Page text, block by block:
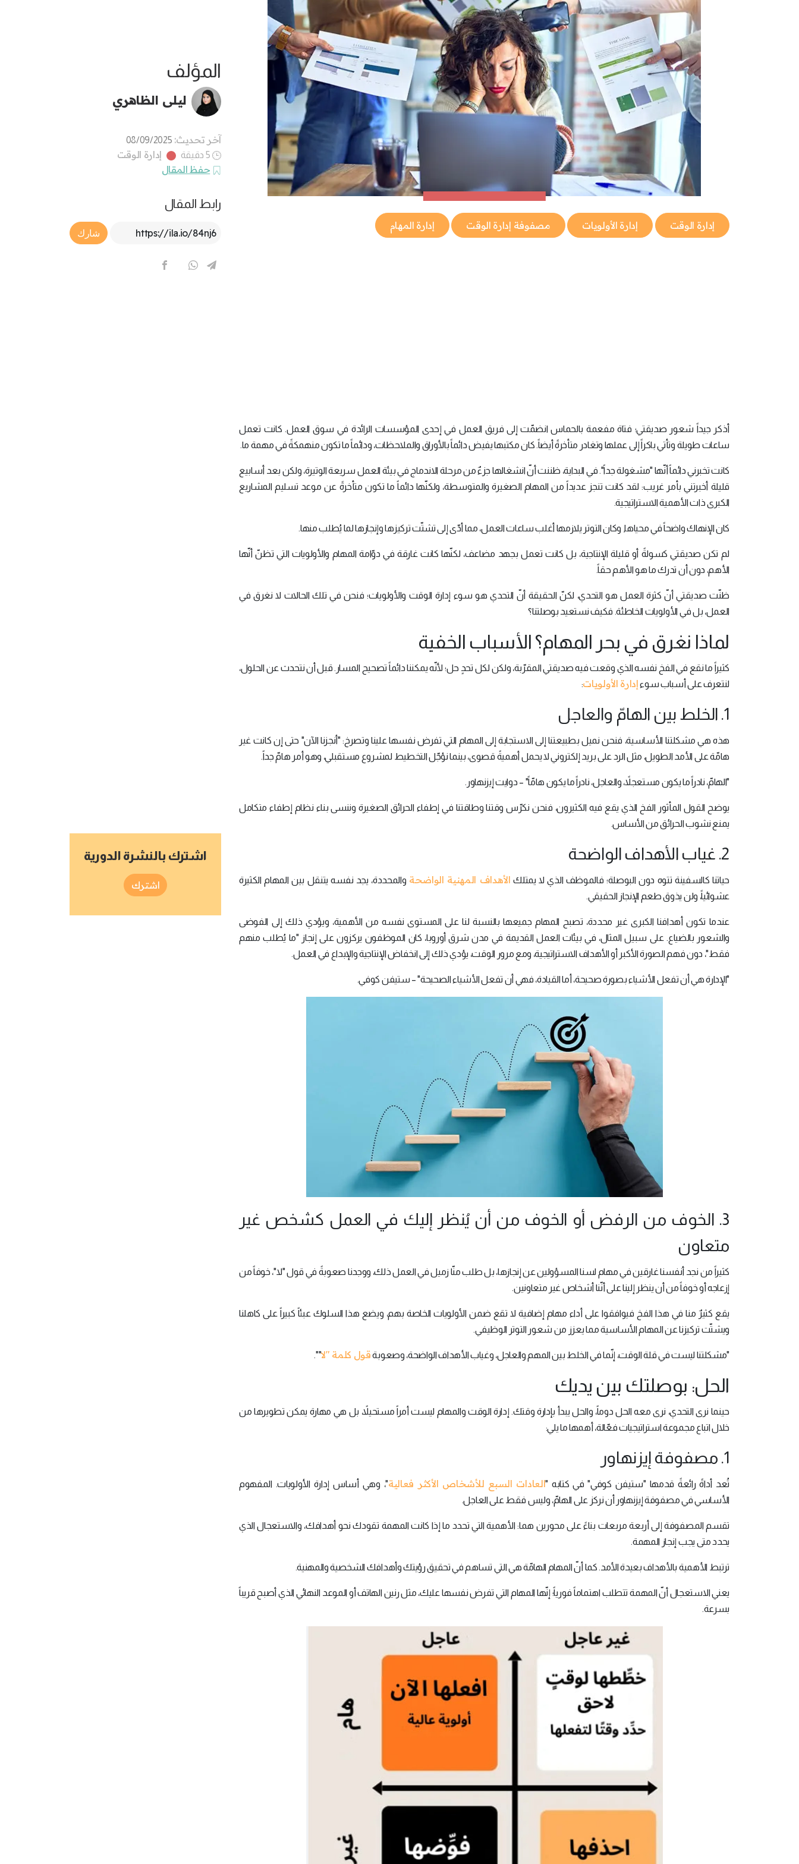
إدارة الوقت إدارة الأولويات مصفوفة إدارة الوقت إدارة المهام
أذكر جيداً شعور صديقتي؛ فتاة مفعمة بالحماس انضمّت إلى فريق العمل في إحدى المؤسسات الرائدة في سوق العمل. كانت تعمل
ساعات طويلة وتأتي باكراً إلى عملها وتغادر متأخرةً أيضاً. كان مكتبها يفيض دائماً بالأوراق والملاحظات، ودائماً ما تكون منهمكةً في مهمة ما.
المؤلف
ليلى الظاهري
آخر تحديث: 08/09/2025
5 دقيقة
إدارة الوقت
حفظ المقال
رابط المقال
Article Link
شارك
كانت تخبرني دائماً أنّها "مشغولة جداً". في البداية، ظننت أنّ انشغالها جزءٌ من مرحلة الاندماج في بيئة العمل سريعة الوتيرة، ولكن بعد أسابيع
قليلة أخبرتني بأمر غريب: لقد كانت تنجز عديداً من المهام الصغيرة والمتوسطة، ولكنّها دائماً ما تكون متأخرةً عن موعد تسليم المشاريع
الكبرى ذات الأهمية الاستراتيجية.
كان الإنهاك واضحاً في محياها٫ وكان التوتر يلازمها أغلب ساعات العمل، مما أدّى إلى تشتّت تركيزها وإنجازها لما يُطلب منها.
لم تكن صديقتي كسولةً أو قليلة الإنتاجية، بل كانت تعمل بجهد مضاعف، لكنّها كانت غارقة في دوّامة المهام والأولويات التي تظنّ أنّها
الأهم، دون أن تدرك ما هو الأهم حقاً.
ظنّت صديقتي أنّ كثرة العمل هو التحدي، لكنّ الحقيقة أنّ التحدي هو سوء إدارة الوقت والأولويات؛ فنحن في تلك الحالات لا نغرق في
العمل، بل في الأولويات الخاطئة. فكيف نستعيد بوصلتنا؟
لماذا نغرق في بحر المهام؟ الأسباب الخفية
كثيراً ما نقع في الفخ نفسه الذي وقعت فيه صديقتي المقرّبة، ولكن لكل تحدٍ حل؛ لأنّه يمكننا دائماً تصحيح المسار. قبل أن نتحدث عن الحلول،
لنتعرف على أسباب سوءإدارة الأولويات:
1. الخلط بين الهامّ والعاجل
هذه هي مشكلتنا الأساسية، فنحن نميل بطبيعتنا إلى الاستجابة إلى المهام التي تفرض نفسها علينا وتصرخ: "أنجزنا الآن" حتى إن كانت غير
هامّة على الأمد الطويل، مثل الرد على بريد إلكتروني لا يحمل أهميةً قصوى، بينما نؤجّل التخطيط لمشروع مستقبلي، وهو أمر هامّ جداً.
"الهامّ، نادراً ما يكون مستعجلاً، والعاجل، نادراً ما يكون هامّاً" – دوايت إيزنهاور.
يوضح القول المأثور الفخ الذي يقع فيه الكثيرون، فنحن نكرّس وقتنا وطاقتنا في إطفاء الحرائق الصغيرة وننسى بناء نظام إطفاء متكامل
يمنع نشوب الحرائق من الأساس.
2. غياب الأهداف الواضحة
حياتنا كالسفينة تتوه دون البوصلة؛ فالموظف الذي لا يمتلك الأهداف المهنية الواضحة والمحددة، يجد نفسه يتنقل بين المهام الكثيرة
عشوائياً، ولن يذوق طعم الإنجاز الحقيقي.
عندما تكون أهدافنا الكبرى غير محددة، تصبح المهام جميعها بالنسبة لنا على المستوى نفسه من الأهمية، ويؤدي ذلك إلى الفوضى
والشعور بالضياع. على سبيل المثال، في بيئات العمل القديمة في مدن شرق أوروبا، كان الموظفون يركزون على إنجاز "ما يُطلب منهم
فقط"، دون فهم الصورة الأكبر أو الأهداف الاستراتيجية، ومع مرور الوقت، يؤدي ذلك إلى انخفاض الإنتاجية والإبداع في العمل.
"الإدارة هي أن تفعل الأشياء بصورة صحيحة، أما القيادة، فهي أن تفعل الأشياء الصحيحة" – ستيفن كوفي.
3. الخوف من الرفض أو الخوف من أن يُنظر إليك في العمل كشخص غير
متعاون
كثيراً من نجد أنفسنا غارقين في مهام لسنا المسؤولين عن إنجازها، بل طلب منّا زميل في العمل ذلك، ووجدنا صعوبةً في قول "لا"، خوفاً من
إزعاجه أو خوفاً من أن ينظر إلينا على أنّنا أشخاص غير متعاونين.
يقع كثيرٌ منا في هذا الفخ فيوافقوا على أداء مهام إضافية لا تقع ضمن الأولويات الخاصة بهم، ويضع هذا السلوك عبئاً كبيراً على كاهلنا
ويشتّت تركيزنا عن المهام الأساسية مما يعزز من شعور التوتر الوظيفي.
"مشكلتنا ليست في قلة الوقت، إنّما في الخلط بين المهم والعاجل، وغياب الأهداف الواضحة، وصعوبةقول كلمة "لا"".
الحل: بوصلتك بين يديك
حينما نرى التحدي، نرى معه الحل دوماً، والحل يبدأ بإدارة وقتك. إدارة الوقت والمهام ليست أمراً مستحيلاً، بل هي مهارة يمكن تطويرها من
خلال اتباع مجموعة استراتيجيات فعّالة، أهمها ما يلي:
1. مصفوفة إيزنهاور
تُعد أداةً رائعةً قدمها "ستيفن كوفي" في كتابه "العادات السبع للأشخاص الأكثر فعالية"، وهي أساس إدارة الأولويات. المفهوم
الأساسي في مصفوفة إيزنهاور أن نركز على الهامّ، وليس فقط على العاجل.
تقسم المصفوفة إلى أربعة مربعات بناءً على محورين هما: الأهمية التي تحدد ما إذا كانت المهمة تقودك نحو أهدافك، والاستعجال الذي
يحدد متى يجب إنجاز المهمة.
ترتبط الأهمية بالأهداف بعيدة الأمد. كما أنّ المهام الهامّة هي التي تساهم في تحقيق رؤيتك وأهدافك الشخصية والمهنية.
يعني الاستعجال أنّ المهمة تتطلب اهتماماً فورياً؛ إنّها المهام التي تفرض نفسها عليك، مثل رنين الهاتف أو الموعد النهائي الذي أصبح قريباً
بسرعة.
اشترك بالنشرة الدورية
اشترك